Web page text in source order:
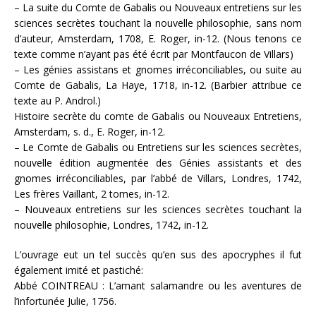
– La suite du Comte de Gabalis ou Nouveaux entretiens sur les
sciences secrètes touchant la nouvelle philosophie, sans nom
d’auteur, Amsterdam, 1708, E. Roger, in-12. (Nous tenons ce
texte comme n’ayant pas été écrit par Montfaucon de Villars)
– Les génies assistans et gnomes irréconciliables, ou suite au
Comte de Gabalis, La Haye, 1718, in-12. (Barbier attribue ce
texte au P. Androl.)
Histoire secrète du comte de Gabalis ou Nouveaux Entretiens,
Amsterdam, s. d., E. Roger, in-12.
– Le Comte de Gabalis ou Entretiens sur les sciences secrètes,
nouvelle édition augmentée des Génies assistants et des
gnomes irréconciliables, par l’abbé de Villars, Londres, 1742,
Les frères Vaillant, 2 tomes, in-12.
– Nouveaux entretiens sur les sciences secrètes touchant la
nouvelle philosophie, Londres, 1742, in-12.
L’ouvrage eut un tel succès qu’en sus des apocryphes il fut
également imité et pastiché:
Abbé COINTREAU : L’amant salamandre ou les aventures de
l’infortunée Julie, 1756.